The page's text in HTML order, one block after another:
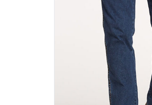
Poloshirts